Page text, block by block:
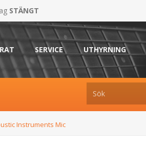
STÄNGT
SERVICE UTHYRNING
Instruments Mic